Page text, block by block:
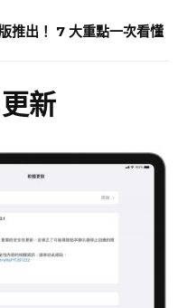
推出！ 7 大重點一次看懂
新